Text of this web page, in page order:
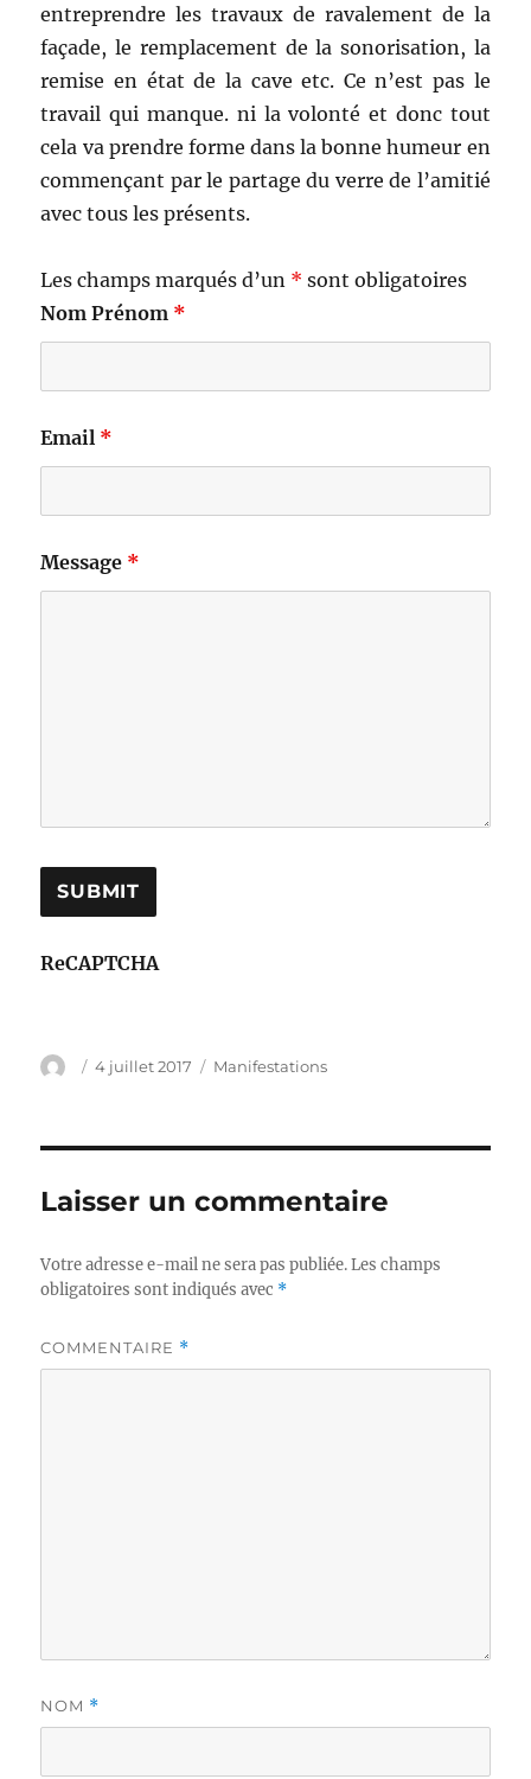
entreprendre les travaux de ravalement de la
façade, le remplacement de la sonorisation, la
remise en état de la cave etc. Ce n’est pas le
travail qui manque. ni la volonté et donc tout
cela va prendre forme dans la bonne humeur en
commençant par le partage du verre de l’amitié
avec tous les présents.
Les champs marqués d’un * sont obligatoires
Nom Prénom *
Email *
Message *
ReCAPTCHA
Auteur
Publié
4 juillet 2017 Catégories
Manifestations
Laisser un commentaire
Votre adresse e-mail ne sera pas publiée. Les champs
obligatoires sont indiqués avec *
COMMENTAIRE *
NOM *